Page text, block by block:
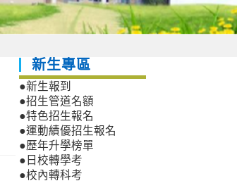
新生專區
●新生報到
●招生管道名額
●特色招生報名
●運動績優招生報名
●歷年升學榜單
●日校轉學考
●校內轉科考